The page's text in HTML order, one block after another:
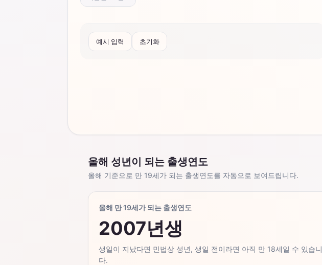
예시 입력 초기화
올해 성년이 되는 출생연도
올해 기준으로 만 19세가 되는 출생연도를 자동으로 보여드립니다.
올해 만 19세가 되는 출생연도
2007년생
생일이 지났다면 민법상 성년, 생일 전이라면 아직 만 18세일 수 있습니
다.